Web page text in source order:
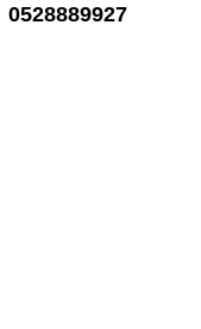
0528889927